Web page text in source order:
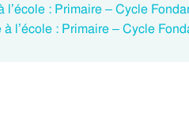
: Primaire – Cycle
l’école : Primaire – Cycle